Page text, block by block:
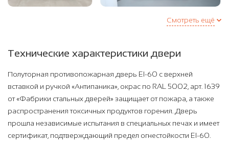
Смотреть ещё
Технические характеристики двери
Полуторная противопожарная дверь EI-60 с верхней
вставкой и ручкой «Антипаника», окрас по RAL 5002, арт. 1639
от «Фабрики стальных дверей» защищает от пожара, а также
распространения токсичных продуктов горения. Дверь
прошла независимые испытания в специальных печах и имеет
сертификат, подтверждающий предел огнестойкости EI-60.